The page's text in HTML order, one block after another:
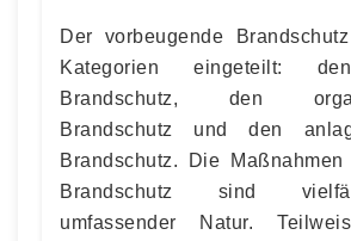
Der vorbeugende
Kategorien eingeteilt:
Brandschutz, den
Brandschutz und den
Brandschutz. Die
Brandschutz sind
umfassender Natur.